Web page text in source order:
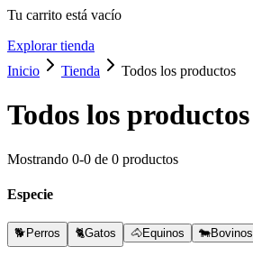
Tu carrito está vacío
Explorar tienda
Inicio
Tienda Todos los productos
Todos los productos
Mostrando 0-0 de 0 productos
Especie
🐕 Perros 🐈Gatos 🐴Equinos 🐄Bovinos